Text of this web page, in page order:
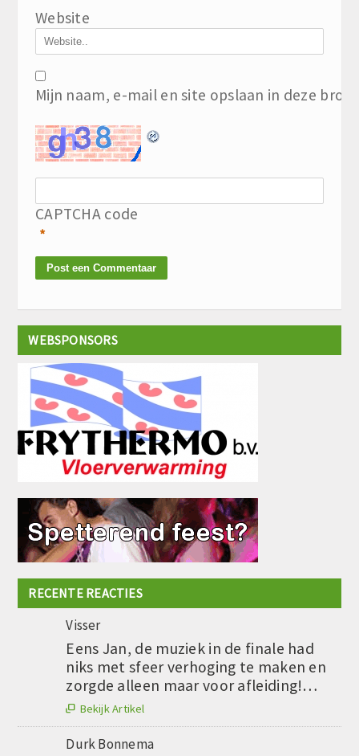
Website
Mijn naam, e-mail en site opslaan in deze
CAPTCHA code
*
WEBSPONSORS
RECENTE REACTIES
Visser
Eens Jan, de muziek in de finale had
niks met sfeer verhoging te maken en
zorgde alleen maar voor afleiding!…
 Bekijk Artikel
Durk Bonnema